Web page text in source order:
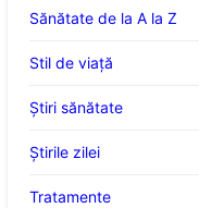
Sănătate de la A la Z
Stil de viaţă
Ştiri sănătate
Știrile zilei
Tratamente